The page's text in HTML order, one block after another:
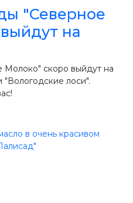
"Северное
на
скоро выйдут на
"Вологодские лоси".